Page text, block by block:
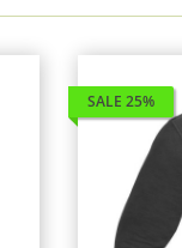
SALE 25%